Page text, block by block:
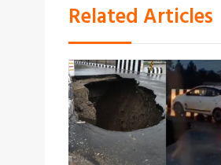
Related Articles